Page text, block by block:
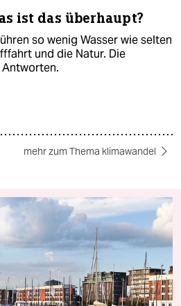
ist das überhaupt?
so wenig Wasser wie selten
und die Natur. Die
mehr zum Thema klimawandel